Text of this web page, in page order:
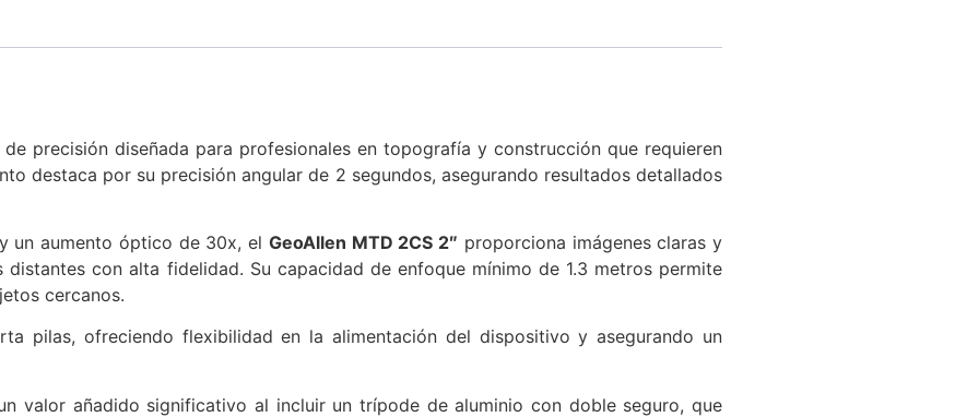
de precisión diseñada para profesionales en topografía y construcción que requieren
destaca por su precisión angular de 2 segundos, asegurando resultados detallados
un aumento óptico de 30x, el GeoAllen MTD 2CS 2″ proporciona imágenes claras y
con alta fidelidad. Su capacidad de enfoque mínimo de 1.3 metros permite
cercanos.​
pilas, ofreciendo flexibilidad en la alimentación del dispositivo y asegurando un
valor añadido significativo al incluir un trípode de aluminio con doble seguro, que